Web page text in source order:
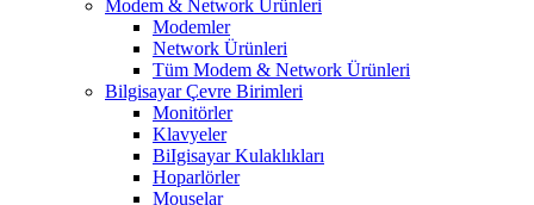
Modem & Network Ürünleri
Modemler
Network Ürünleri
Tüm Modem & Network Ürünleri
Bilgisayar Çevre Birimleri
Monitörler
Klavyeler
BiIgisayar Kulaklıkları
Hoparlörler
Mouselar